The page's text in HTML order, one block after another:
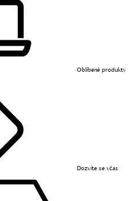
Oblíbené produkty
Dozvíte se včas